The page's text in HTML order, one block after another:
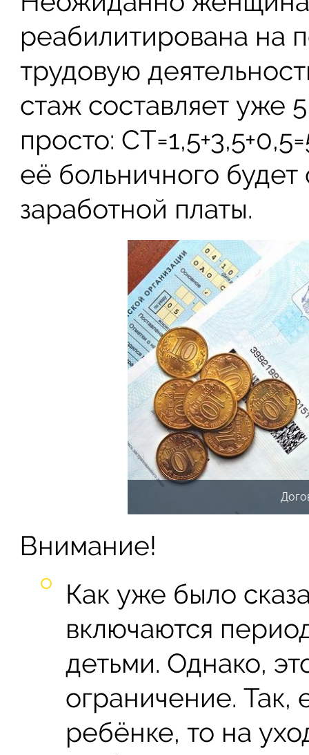
реабилитирована на
трудовую
стаж составляет уже
просто:
её больничного будет
заработной платы.
Внимание!
Как уже было
включаются
детьми. Однако,
ограничение. Так,
ребёнке, то на